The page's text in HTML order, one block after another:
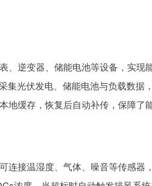
、逆变器、储能电池等设备，实现
集光伏发电、储能电池与负载数据
缓存，恢复后自动补传，保障了
连接温湿度、气体、噪音等传感器